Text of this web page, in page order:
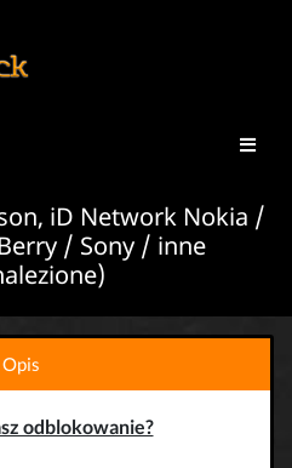
iD Network Nokia /
/ Sony / inne
Opis
odblokowanie?